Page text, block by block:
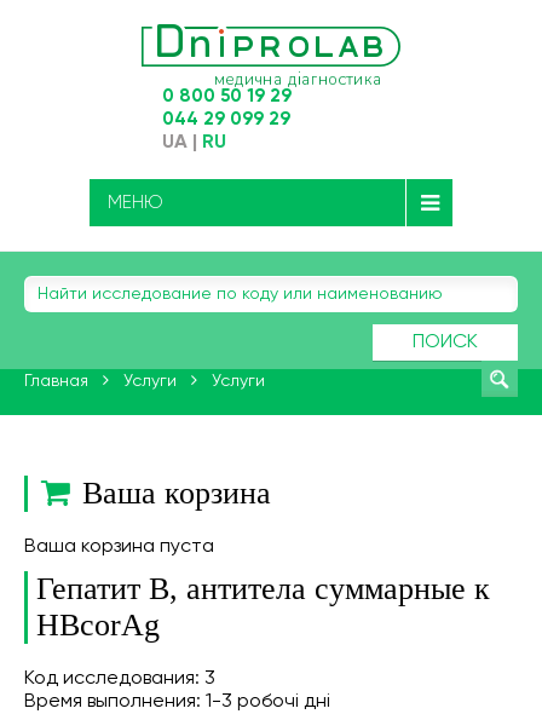
0 800 50 19 29
044 29 099 29
UA RU
МЕНЮ
ПОИСК
Главная Услуги Услуги
Ваша корзина
Ваша корзина пуста
Гепатит В, антитела суммарные к
HBсorАg
Код исследования: 3
Время выполнения: 1-3 робочі дні